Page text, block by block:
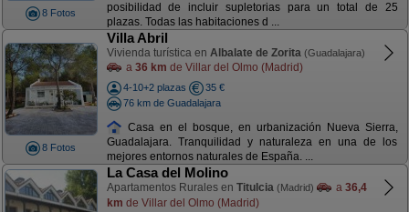
8 Fotos
posibilidad de incluir supletorias para un total de 25
plazas. Todas las habitaciones d ...
8 Fotos
Villa Abril
Vivienda turística en Albalate de Zorita (Guadalajara)
a 36 km de Villar del Olmo (Madrid)
4-10+2 plazas
35 €
76 km de Guadalajara
Casa en el bosque, en urbanización Nueva Sierra,
Guadalajara. Tranquilidad y naturaleza en una de los
mejores entornos naturales de España. ...
La Casa del Molino
Apartamentos Rurales en Titulcia (Madrid) a 36,4
km de Villar del Olmo (Madrid)